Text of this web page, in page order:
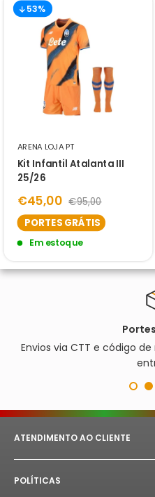
53%
ARENA LOJA PT
Kit Infantil Atalanta III
25/26
€45,00 €95,00
PORTES GRÁTIS
Em estoque
Envios via CTT e código
ATENDIMENTO AO CLIENTE
E-mail:
Whatsapp:
POLÍTICAS